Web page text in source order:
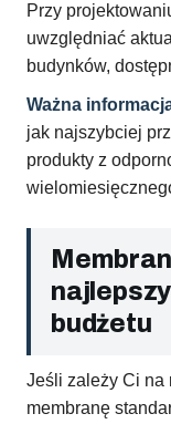
Przy
uwzględniać
budynków,
Ważna
jak najszybciej
produkty z
budżetu
Jeśli zależy Ci na
membranę